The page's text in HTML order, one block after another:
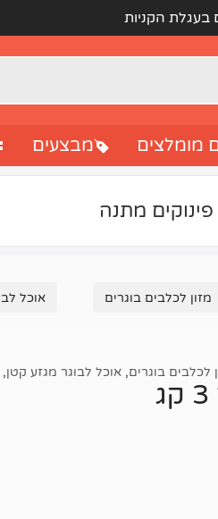
הקניות
מומלצים מבצעים
מתנה
מזון לכלבים בוגרים אוכל
לכלבים בוגרים, אוכל לבוגר מגזע קטן,